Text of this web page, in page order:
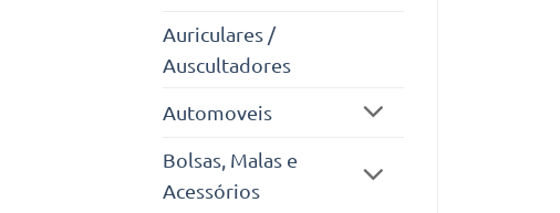
Auriculares /
Auscultadores
Automoveis
Bolsas, Malas e
Acessórios